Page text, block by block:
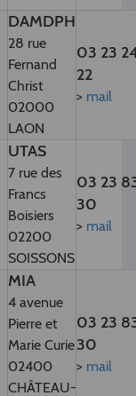
DAMDPH
28 rue
Fernand
Christ
02000
LAON
03 23
22
> mail
UTAS
7 rue des
Francs
Boisiers
02200
SOISSONS
03 23
30
> mail
MIA
4 avenue
Pierre et
Marie Curie
02400
CHÂTEAU-
03 23
30
> mail